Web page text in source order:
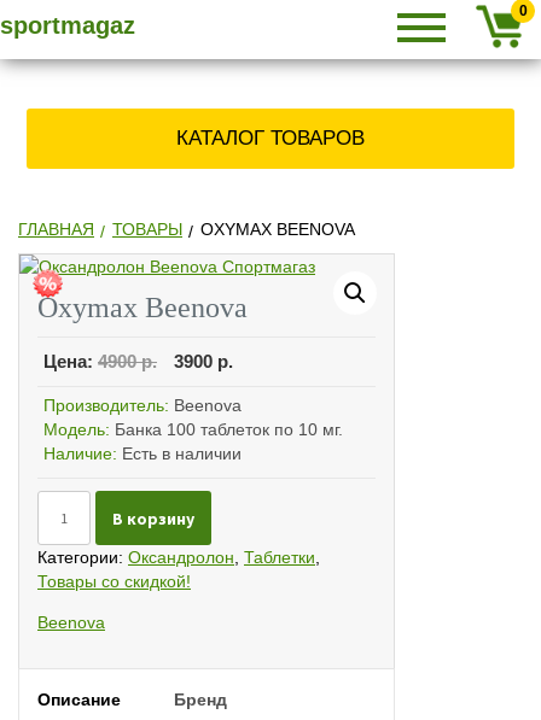
toSPORTMAGAZ
» КУПИТЬ
СТЕРОИДЫ,
ЗАКАЗАТЬ
АНАБОЛИКИ
ПО ПОЧТЕ
sportmagaz
0
КАТАЛОГ ТОВАРОВ
ГЛАВНАЯ ТОВАРЫ OXYMAX BEENOVA
Oxymax Beenova
Цена: 4900р. 3900 р.
Производитель: Beenova
Модель: Банка 100 таблеток по 10 мг.
Наличие: Есть в наличии
Oxymax
Beenova
В корзину
Категории: Оксандролон Таблетки
Товары со скидкой!
Beenova
Описание Бренд